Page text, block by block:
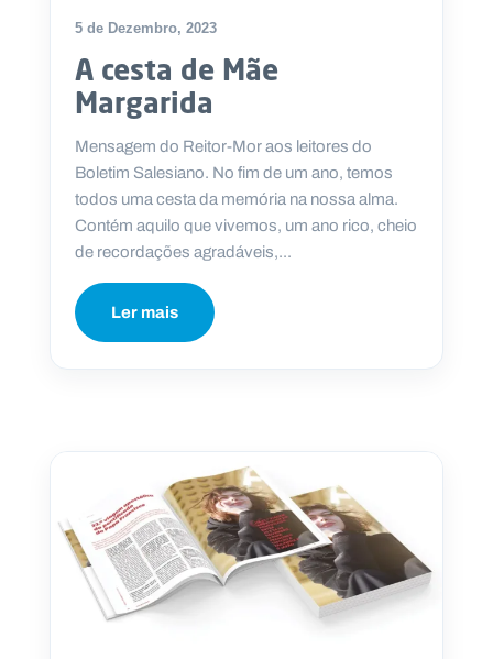
5 de Dezembro, 2023
A cesta de Mãe
Margarida
Mensagem do Reitor-Mor aos leitores do
Boletim Salesiano. No fim de um ano, temos
todos uma cesta da memória na nossa alma.
Contém aquilo que vivemos, um ano rico, cheio
de recordações agradáveis,...
Ler mais